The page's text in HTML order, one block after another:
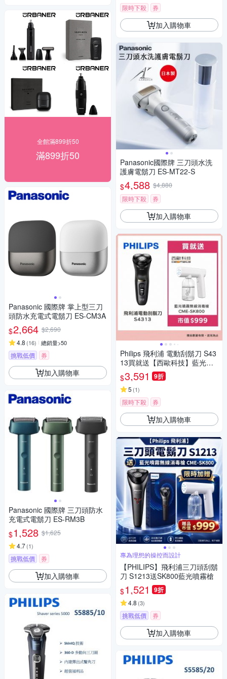
全館滿899折50
滿899折50
Panasonic 國際牌 掌上型三刀
頭防水充電式電鬍刀 ES-CM3A
$2,664 $2,690
4.8 (16) 總銷量>50
挑戰低價 券
加入購物車
Panasonic 國際牌 三刀頭防水
充電式電鬍刀 ES-RM3B
$1,528 $1,625
4.7(1)
挑戰低價 券
加入購物車
限時下殺 券
加入購物車
Panasonic國際牌 三刀頭水洗
護膚電鬍刀 ES-MT22-S
$4,588 $4,880
限時下殺
券
加入購物車
Philips 飛利浦 電動刮鬍刀 S43
13買就送【西歐科技】藍光噴
霧無線消毒槍CME-SK800
$3,591 9折
5 (1)
限時下殺 券
加入購物車
專為理想的操控而設計
【PHILIPS】飛利浦三刀頭刮鬍
刀 S1213送SK800藍光噴霧槍
$1,521 9折
4.8 (3)
挑戰低價 券
加入購物車